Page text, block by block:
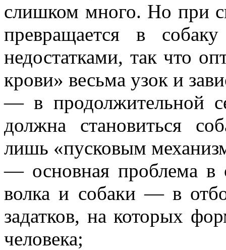
слишком много. Но при
превращается в
недостатками, так что
крови» весьма узок и
— в продолжительной
должна становиться
лишь «пусковым
— основная проблема в
волка и собаки — в
задатков, на которых
человека;